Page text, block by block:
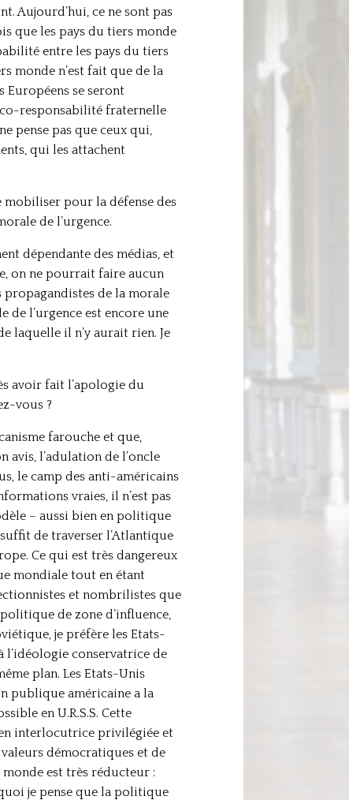
Aujourd’hui, ce ne sont pas
que les pays du tiers monde
entre les pays du tiers
monde n’est fait que de la
se seront
responsabilité fraternelle
pense pas que ceux qui,
qui les attachent
mobiliser pour la défense des
de l’urgence.
dépendante des médias, et
on ne pourrait faire aucun
propagandistes de la morale
de l’urgence est encore une
laquelle il n’y aurait rien. Je
avoir fait l’apologie du
vous ?
farouche et que,
avis, l’adulation de l’oncle
le camp des anti-américains
vraies, il n’est pas
– aussi bien en politique
de traverser l’Atlantique
Ce qui est très dangereux
mondiale tout en étant
et nombrilistes que
de zone d’influence,
je préfère les Etats-
l’idéologie conservatrice de
plan. Les Etats-Unis
publique américaine a la
en U.R.S.S. Cette
interlocutrice privilégiée et
démocratiques et de
est très réducteur :
je pense que la politique